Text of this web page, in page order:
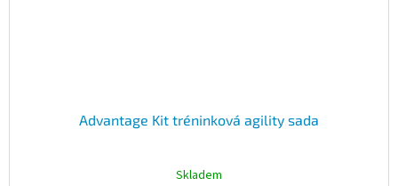
Advantage Kit tréninková agility sada
Skladem